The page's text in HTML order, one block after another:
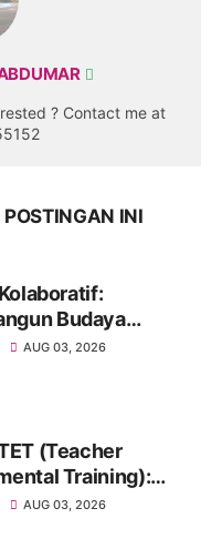
? Contact me at
INI
Budaya
untuk
AUG 03, 2026
(Teacher
Training):
Pembelajaran
AUG 03, 2026